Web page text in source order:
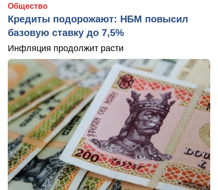
Общество
Кредиты подорожают: НБМ повысил
базовую ставку до 7,5%
Инфляция продолжит расти